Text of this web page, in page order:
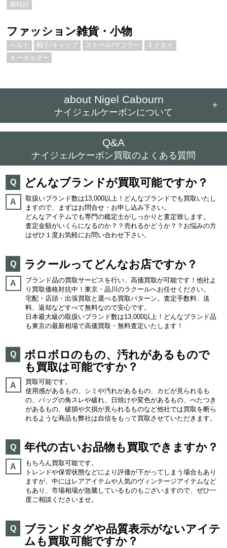
腕時計
ファッション雑貨・小物
ベルト 帽子/キャップ ストール/マフラー
ネクタイ
キーホルダー
about Nigel Cabourn
ナイジェルケーボンについて
+
Q&A
ナイジェルケーボン買取のよくある質問
Q どんなブランドが買取可能ですか？
A
取扱いブランド数は13,000以上！どんなブランドでも買取いたし
ますので、まずはお問合せ・お申し込み下さい。
どんなアイテムでも専門の鑑定士がしっかりと査定致します。
査定金額がいくらになるのか？？売れるかどうか？？お悩みの方
はぜひ１度お気軽にお問い合わせ下さい。
Q ラクールってどんなお店ですか？
A
ブランド品の買取サービスを行い、高価買取が可能です！他社よ
り買取価格対抗中！東京・品川のラクールへお任せください。
宅配・店頭・出張買取と選べる買取パターン。査定手数料、送
料、返却などすべて無料なので安心です。
日本最大級の取扱いブランド数は13,000以上！どんなブランド品
も東京の最新相場で高価買取・無料査定いたします！
Q
ボロボロのもの、汚れがあるもので
も買取は可能ですか？
A
買取可能です。
使用感があるもの、シミや汚れがあるもの、カビが見られるも
の、バッグの角スレや破れ、日焼けや変色があるもの、べたつき
があるもの、破損や欠損が見られるものなど他社では買取を断ら
れるような商品も弊社は自信をもって買取させていただきます。
Q 年代の古いお品物も買取できますか？
A
もちろん買取可能です。
トレンドや保管状態などにより評価が下がってしまう場合もあり
ますが、中にはレアアイテムや人気のヴィンテージアイテムなど
もあり、市場相場が急騰しているものもございますので、ぜひ一
度ご相談くださいませ。
Q
ブランドタグや品質表示がないアイテ
ムも買取可能ですか？